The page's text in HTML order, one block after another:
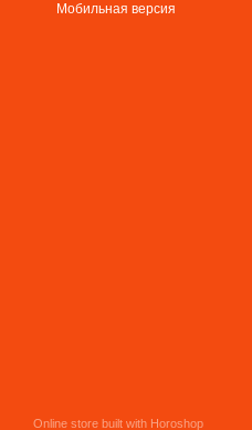
Мобильная версия
Online store built with Horoshop